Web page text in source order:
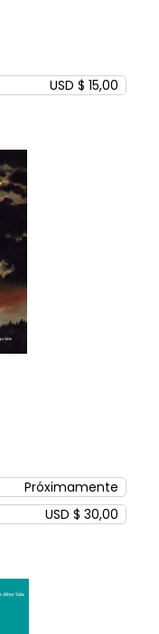
USD $ 15,00
Próximamente
USD $ 30,00